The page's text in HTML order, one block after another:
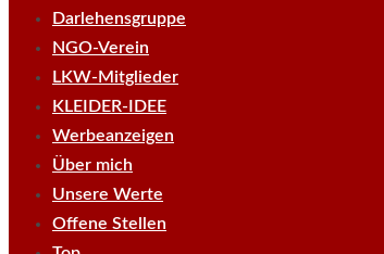
Darlehensgruppe
NGO-Verein
LKW-Mitglieder
KLEIDER-IDEE
Werbeanzeigen
Über mich
Unsere Werte
Offene Stellen